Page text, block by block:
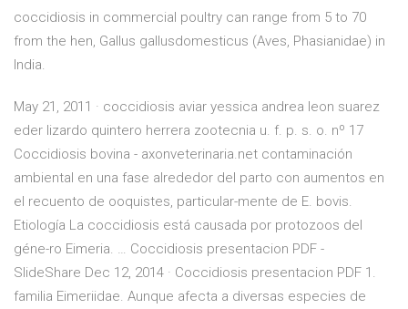
coccidiosis in commercial poultry can range from 5 to 70
from the hen, Gallus gallusdomesticus (Aves, Phasianidae) in
India.
May 21, 2011 · coccidiosis aviar yessica andrea leon suarez
eder lizardo quintero herrera zootecnia u. f. p. s. o. nº 17
Coccidiosis bovina - axonveterinaria.net contaminación
ambiental en una fase alrededor del parto con aumentos en
el recuento de ooquistes, particular-mente de E. bovis.
Etiología La coccidiosis está causada por protozoos del
géne-ro Eimeria. … Coccidiosis presentacion PDF -
SlideShare Dec 12, 2014 · Coccidiosis presentacion PDF 1.
familia Eimeriidae. Aunque afecta a diversas especies de